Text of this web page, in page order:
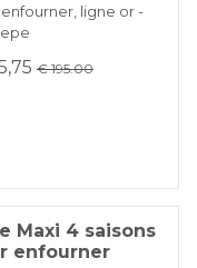
ligne or -
€ 195.00
Maxi 4 saisons
enfourner